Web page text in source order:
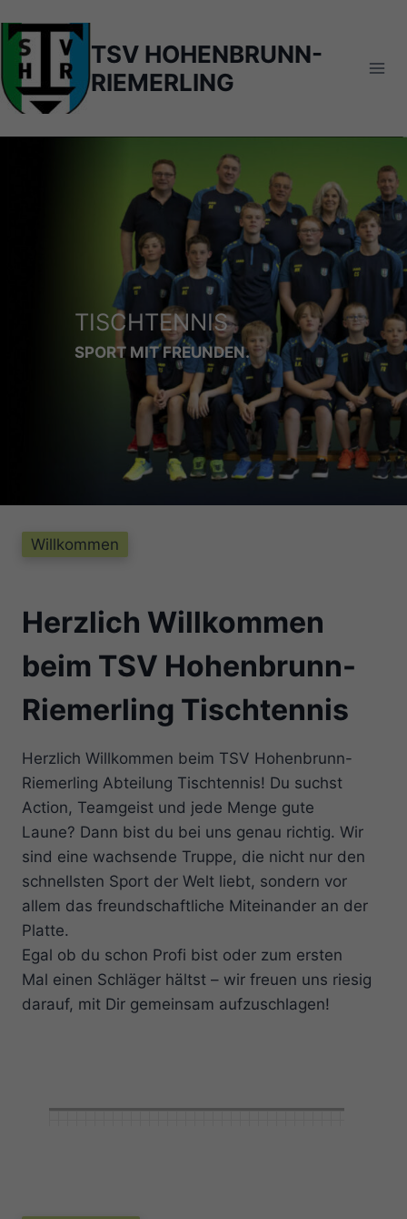
Inhalt
springen
TSV HOHENBRUNN-
RIEMERLING
TISCHTENNIS
SPORT MIT FREUNDEN.
Willkommen
Herzlich Willkommen
beim TSV Hohenbrunn-
Riemerling Tischtennis
Herzlich Willkommen beim TSV Hohenbrunn-
Riemerling Abteilung Tischtennis! Du suchst
Action, Teamgeist und jede Menge gute
Laune? Dann bist du bei uns genau richtig. Wir
sind eine wachsende Truppe, die nicht nur den
schnellsten Sport der Welt liebt, sondern vor
allem das freundschaftliche Miteinander an der
Platte.
Egal ob du schon Profi bist oder zum ersten
Mal einen Schläger hältst – wir freuen uns riesig
darauf, mit Dir gemeinsam aufzuschlagen!